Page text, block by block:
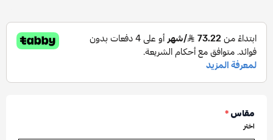
مقاس*
اختر